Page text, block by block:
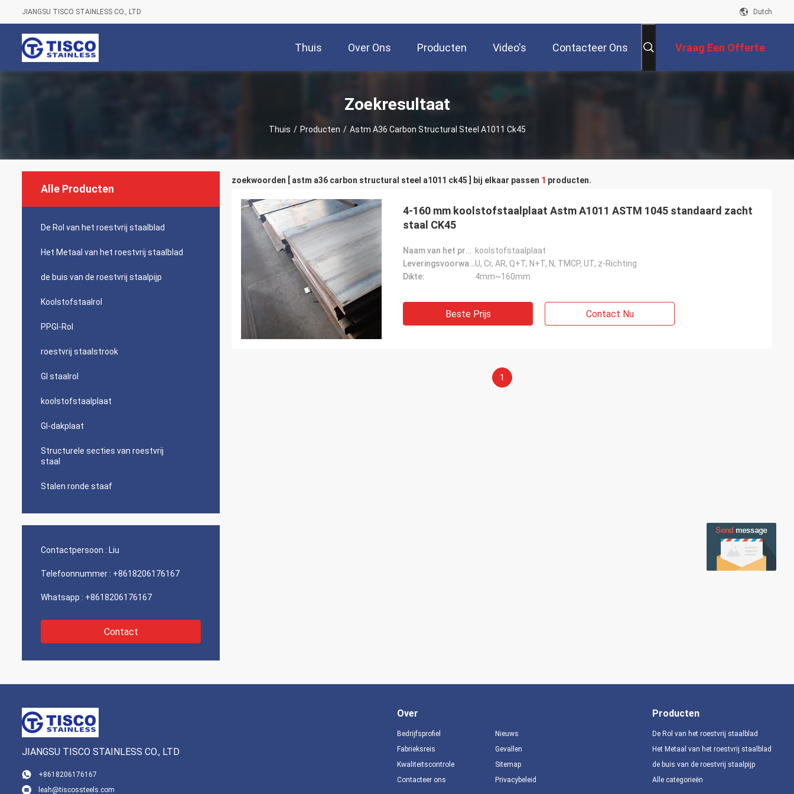
JIANGSU TISCO STAINLESS CO., LTD Dutch
Thuis Over Ons Producten Video's Contacteer Ons Vraag Een Offerte
Zoekresultaat
Thuis / Producten / Astm A36 Carbon Structural Steel A1011 Ck45
Alle Producten
De Rol van het roestvrij staalblad
Het Metaal van het roestvrij staalblad
de buis van de roestvrij staalpijp
Koolstofstaalrol
PPGI-Rol
roestvrij staalstrook
GI staalrol
koolstofstaalplaat
GI-dakplaat
Structurele secties van roestvrij
staal
Stalen ronde staaf
Contactpersoon : Liu
Telefoonnummer : +8618206176167
Whatsapp : +8618206176167
Contact
zoekwoorden [ astm a36 carbon structural steel a1011 ck45 ] bij elkaar passen 1 producten.
4-160 mm koolstofstaalplaat Astm A1011 ASTM 1045 standaard zacht
staal CK45
Naam van het product: koolstofstaalplaat
Leveringsvoorwaarde:U, Cr, AR, Q+T, N+T, N, TMCP, UT, z-Richting
Dikte:
4mm~160mm
Beste Prijs Contact Nu
1
JIANGSU TISCO STAINLESS CO., LTD
+8618206176167
leah@tiscossteels.com
Over
Bedrijfsprofiel
Fabrieksreis
Kwaliteitscontrole
Contacteer ons
Nieuws
Gevallen
Sitemap
Privacybeleid
Producten
De Rol van het roestvrij staalblad
Het Metaal van het roestvrij staalblad
de buis van de roestvrij staalpijp
Alle categorieën